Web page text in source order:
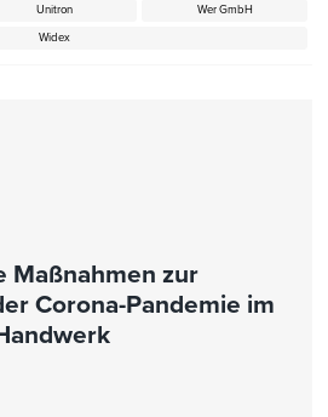
Maßnahmen zur
Corona-Pandemie im
Unitron
Wer GmbH
Widex